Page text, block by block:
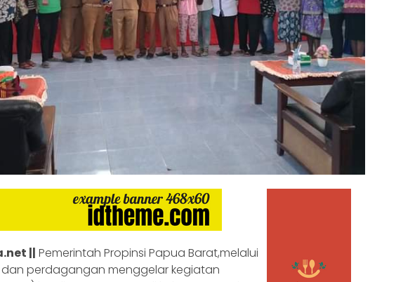
|| Pemerintah Propinsi Papua Barat,melalui
perdagangan menggelar kegiatan